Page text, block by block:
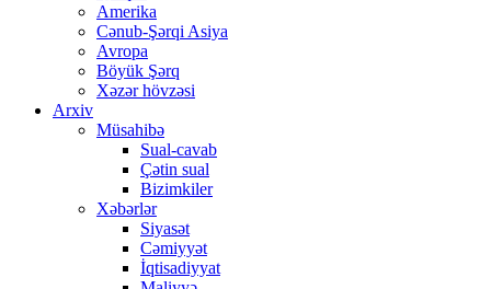
Amerika
Cənub-Şərqi Asiya
Avropa
Böyük Şərq
Xəzər hövzəsi
Arxiv
Müsahibə
Sual-cavab
Çətin sual
Bizimkiler
Xəbərlər
Siyasət
Cəmiyyət
İqtisadiyyat